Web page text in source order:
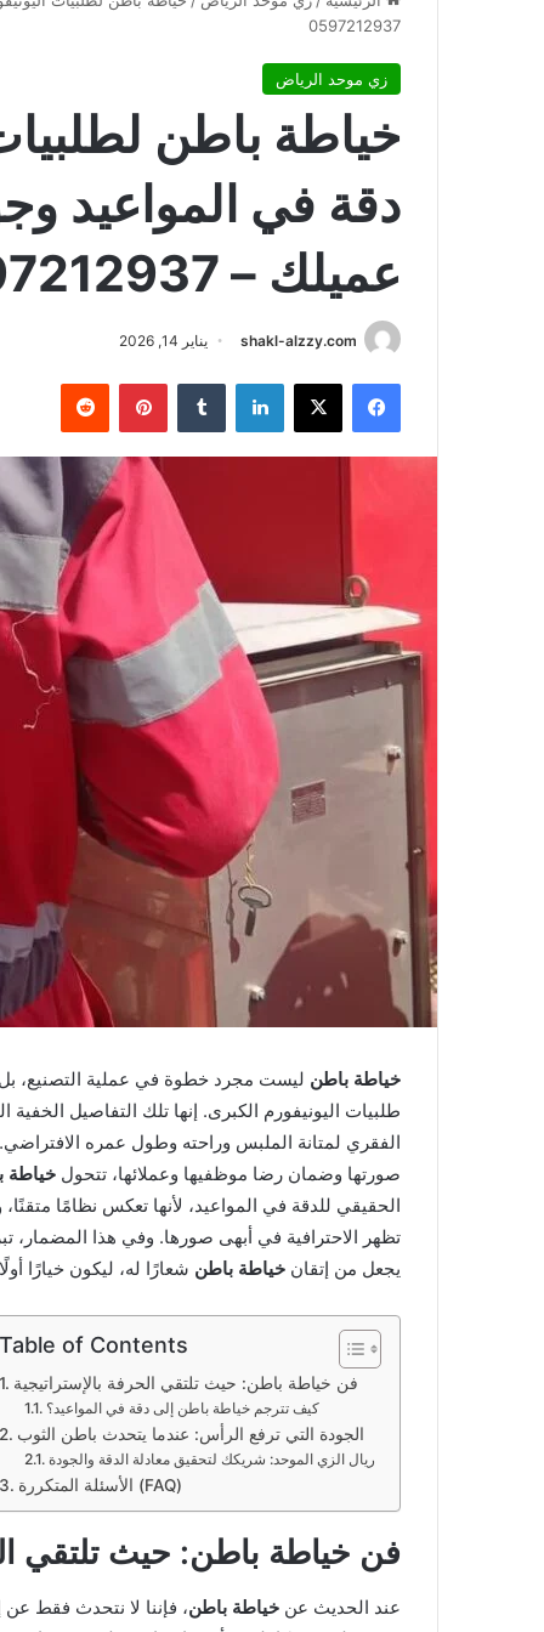
0597212937
زي موحد الرياض
خياطة باطن
دقة في المواعيد
عميلك – 0597212937
shakl-alzzy.com يناير 14, 2026
فيسبوك X لينكدإن بينتيريست
خياطة باطن ليست مجرد خطوة في عملية التصنيع، بل
طلبيات اليونيفورم الكبرى. إنها تلك التفاصيل
الفقري لمتانة الملبس وراحته وطول عمره
صورتها وضمان رضا موظفيها وعملائها، تتحول خياطة
الحقيقي للدقة في المواعيد، لأنها تعكس نظامًا
تظهر الاحترافية في أبهى صورها. وفي هذا المضمار،
يجعل من إتقان خياطة باطن شعارًا له، ليكون خيارًا
Table of Contents
فن خياطة باطن: حيث تلتقي الحرفة بالإستراتيجية
كيف تترجم خياطة باطن إلى دقة في المواعيد؟
الجودة التي ترفع الرأس: عندما يتحدث باطن الثوب
ريال الزي الموحد: شريكك لتحقيق معادلة الدقة والجودة
الأسئلة المتكررة (FAQ)
فن خياطة باطن: حيث تلتقي
عند الحديث عن خياطة باطن، فإننا لا نتحدث فقط